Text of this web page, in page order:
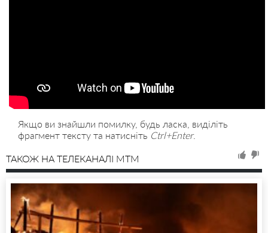
Якщо ви знайшли помилку, будь ласка, виділіть
фрагмент тексту та натисніть Ctrl+Enter.
ТАКОЖ НА ТЕЛЕКАНАЛІ MTM